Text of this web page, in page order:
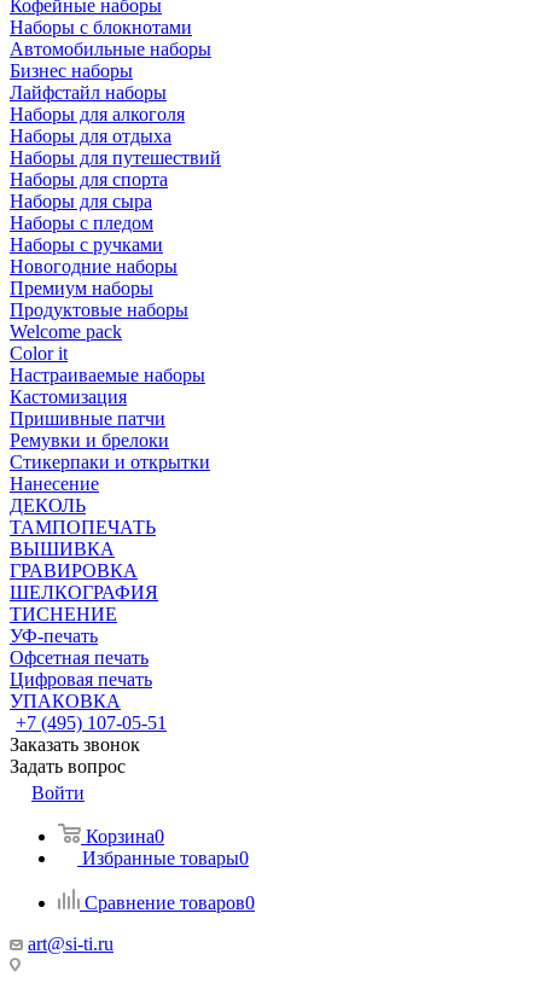
Кофейные наборы
Наборы с блокнотами
Автомобильные наборы
Бизнес наборы
Лайфстайл наборы
Наборы для алкоголя
Наборы для отдыха
Наборы для путешествий
Наборы для спорта
Наборы для сыра
Наборы с пледом
Наборы с ручками
Новогодние наборы
Премиум наборы
Продуктовые наборы
Welcome pack
Color it
Настраиваемые наборы
Кастомизация
Пришивные патчи
Ремувки и брелоки
Стикерпаки и открытки
Нанесение
ДЕКОЛЬ
ТАМПОПЕЧАТЬ
ВЫШИВКА
ГРАВИРОВКА
ШЕЛКОГРАФИЯ
ТИСНЕНИЕ
УФ-печать
Офсетная печать
Цифровая печать
УПАКОВКА
+7 (495) 107-05-51
Заказать звонок
Задать вопрос
Войти
Корзина0
Избранные товары0
Сравнение товаров0
art@si-ti.ru